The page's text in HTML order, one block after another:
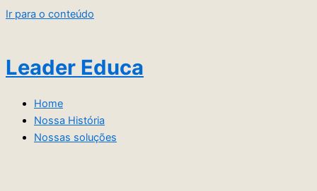
Ir para o conteúdo
Leader Educa
Home
Nossa História
Nossas soluções